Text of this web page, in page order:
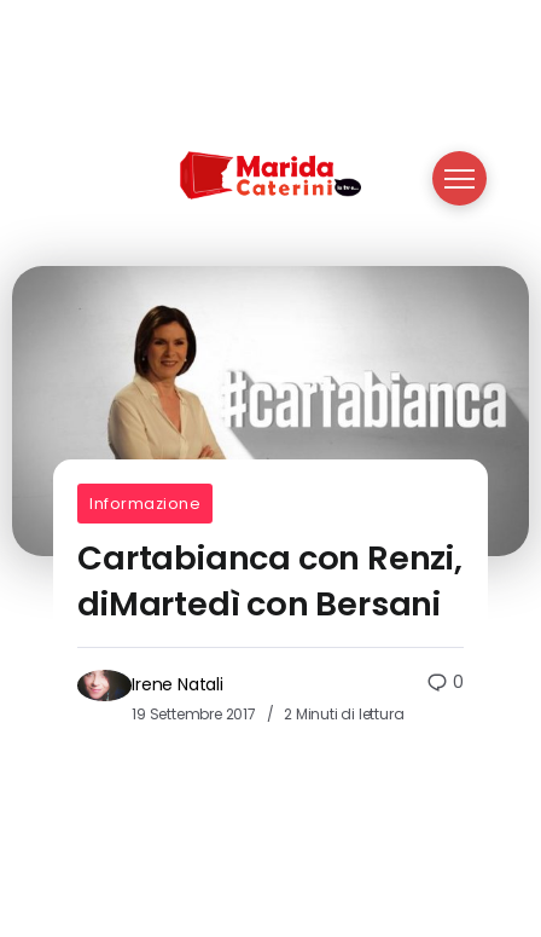
Informazione
Cartabianca con Renzi,
diMartedì con Bersani
Irene Natali
19 Settembre 2017 2 Minuti di lettura
0